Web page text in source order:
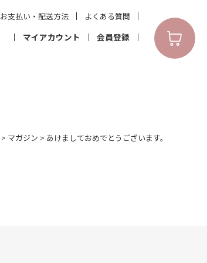
お支払い・配送方法 よくある質問
マイアカウント 会員登録
> マガジン > あけましておめでとうございます。